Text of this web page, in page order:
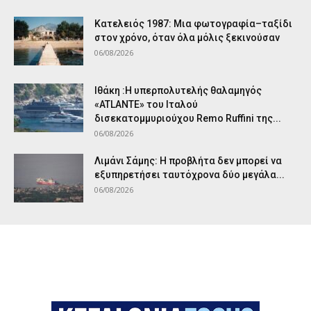
Κατελειός 1987: Μια φωτογραφία–ταξίδι
στον χρόνο, όταν όλα μόλις ξεκινούσαν
06/08/2026
Ιθάκη :Η υπερπολυτελής θαλαμηγός
«ATLANTE» του Ιταλού
δισεκατομμυριούχου Remo Ruffini της...
06/08/2026
Λιμάνι Σάμης: Η προβλήτα δεν μπορεί να
εξυπηρετήσει ταυτόχρονα δύο μεγάλα...
06/08/2026